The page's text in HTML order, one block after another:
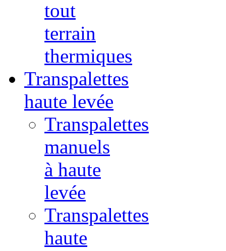
tout
terrain
thermiques
Transpalettes
haute levée
Transpalettes
manuels
à haute
levée
Transpalettes
haute